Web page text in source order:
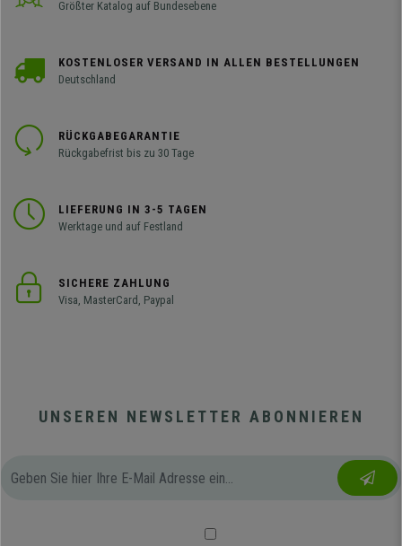
Größter Katalog auf Bundesebene
KOSTENLOSER VERSAND IN ALLEN BESTELLUNGEN
Deutschland
RÜCKGABEGARANTIE
Rückgabefrist bis zu 30 Tage
LIEFERUNG IN 3-5 TAGEN
Werktage und auf Festland
SICHERE ZAHLUNG
Visa, MasterCard, Paypal
UNSEREN NEWSLETTER ABONNIEREN